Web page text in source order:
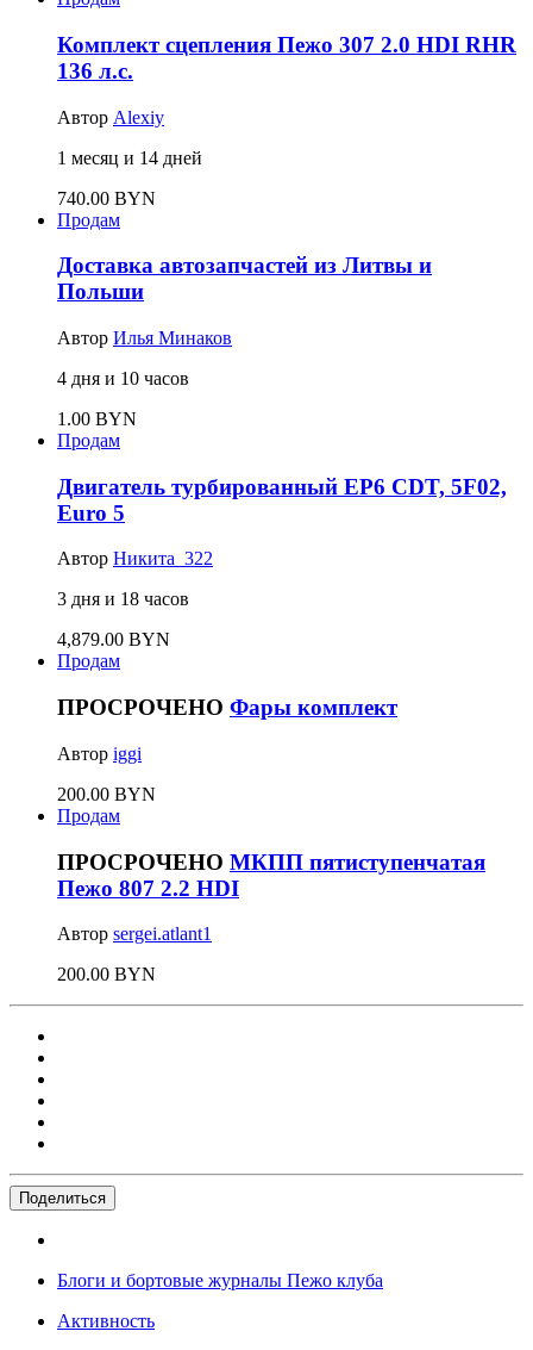
Комплект сцепления Пежо 307 2.0 HDI RHR
136 л.с.
Автор Alexiy
1 месяц и 14 дней
740.00 BYN
Продам
Доставка автозапчастей из Литвы и
Польши
Автор Илья Минаков
4 дня и 10 часов
1.00 BYN
Продам
Двигатель турбированный EP6 CDT, 5F02,
Euro 5
Автор Никита_322
3 дня и 18 часов
4,879.00 BYN
Продам
ПРОСРОЧЕНО Фары комплект
Автор iggi
200.00 BYN
Продам
ПРОСРОЧЕНО МКПП пятиступенчатая
Пежо 807 2.2 HDI
Автор sergei.atlant1
200.00 BYN
Поделиться
Блоги и бортовые журналы Пежо клуба
Активность